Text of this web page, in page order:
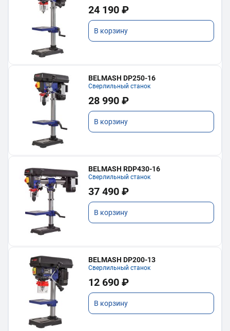
24 190 ₽
В корзину
BELMASH DP250-16
Сверлильный станок
28 990 ₽
В корзину
BELMASH RDP430-16
Сверлильный станок
37 490 ₽
В корзину
BELMASH DP200-13
Сверлильный станок
12 690 ₽
В корзину